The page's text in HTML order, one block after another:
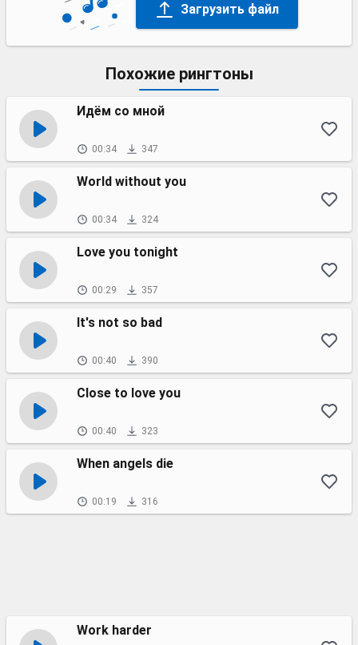
Загрузить файл
Похожие рингтоны
Идём со мной
00:34 347
World without you
00:34 324
Love you tonight
00:29 357
It's not so bad
00:40 390
Close to love you
00:40 323
When angels die
00:19 316
Work harder